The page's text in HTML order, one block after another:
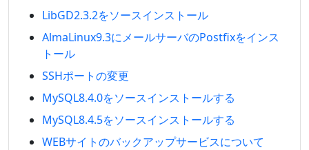
LibGD2.3.2をソースインストール
AlmaLinux9.3にメールサーバのPostfixをインス
トール
SSHポートの変更
MySQL8.4.0をソースインストールする
MySQL8.4.5をソースインストールする
WEBサイトのバックアップサービスについて